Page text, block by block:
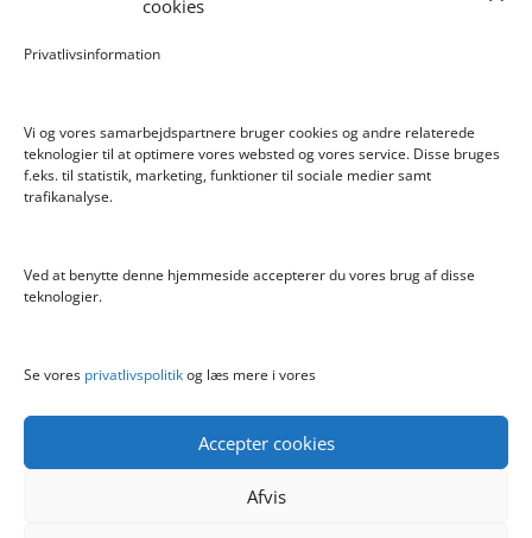
cookies
Privatlivsinformation
Vi og vores samarbejdspartnere bruger cookies og andre relaterede
teknologier til at optimere vores websted og vores service. Disse bruges
f.eks. til statistik, marketing, funktioner til sociale medier samt
trafikanalyse.
Ved at benytte denne hjemmeside accepterer du vores brug af disse
teknologier.
Se vores privatlivspolitikog læs mere i vores
Accepter cookies
Afvis
Pokemon Skoletaske med 4 Dele
Hyggeligt fehjem med gyldent enhjørning
Info
Kontakt
Privatlivspolitik